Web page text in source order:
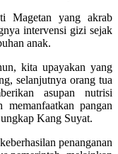
Magetan yang akrab
intervensi gizi sejak
anak.
kita upayakan yang
selanjutnya orang tua
asupan nutrisi
memanfaatkan pangan
Kang Suyat.
penanganan